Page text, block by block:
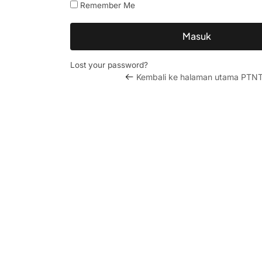
Remember Me
Masuk
Lost your password?
Kembali ke halaman utama